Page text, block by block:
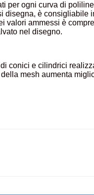
per ogni curva di
disegna, è consigliabile
valori ammessi è
nel disegno.
conici e cilindrici
mesh aumenta